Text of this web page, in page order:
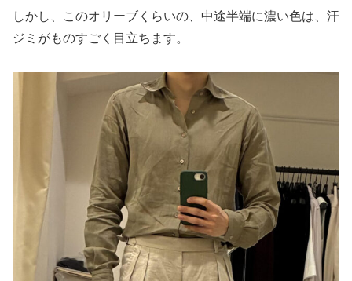
しかし、このオリーブくらいの、中途半端に濃い色は、汗
ジミがものすごく目立ちます。